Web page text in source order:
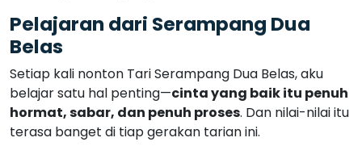
Pelajaran dari Serampang Dua
Belas
Setiap kali nonton Tari Serampang Dua Belas, aku
belajar satu hal penting—cinta yang baik itu penuh
hormat, sabar, dan penuh proses. Dan nilai-nilai itu
terasa banget di tiap gerakan tarian ini.